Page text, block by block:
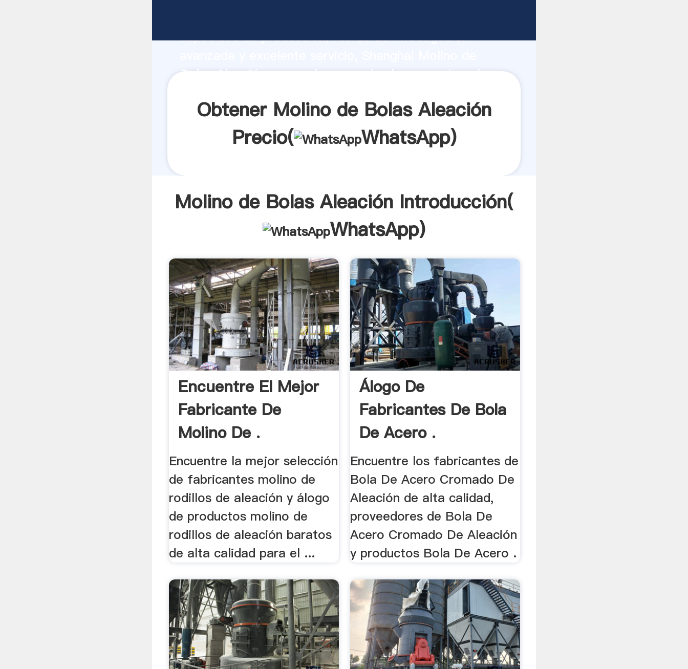
capacidad de producción, fuerza de investigación
Bolas Aleación proveedor crea el valor y aporta valores
Obtener Molino de Bolas Aleación
Precio(
WhatsApp)
Molino de Bolas Aleación Introducción(
WhatsApp)
Encuentre El Mejor
Fabricante De
Molino De .
Encuentre la mejor selección
de fabricantes molino de
rodillos de aleación y álogo
de productos molino de
rodillos de aleación baratos
de alta calidad para el ...
Álogo De
Fabricantes De Bola
De Acero .
Encuentre los fabricantes de
Bola De Acero Cromado De
Aleación de alta calidad,
proveedores de Bola De
Acero Cromado De Aleación
y productos Bola De Acero .